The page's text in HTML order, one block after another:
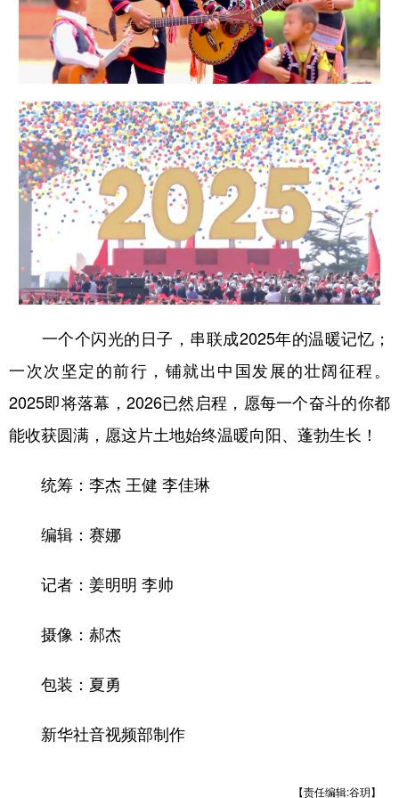
一个个闪光的日子，串联成2025年的温暖记忆；
一次次坚定的前行，铺就出中国发展的壮阔征程。
2025即将落幕，2026已然启程，愿每一个奋斗的你都
能收获圆满，愿这片土地始终温暖向阳、蓬勃生长！
统筹：李杰 王健 李佳琳
编辑：赛娜
记者：姜明明 李帅
摄像：郝杰
包装：夏勇
新华社音视频部制作
【责任编辑:谷玥】